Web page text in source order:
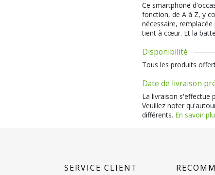
Ce smartphone
fonction, de A à Z, y
nécessaire,
tient à cœur. Et la
Disponibilité
Tous les produits
Date de livraison
La livraison s'effectue
Veuillez noter
différents. En savoir
SERVICE CLIENT